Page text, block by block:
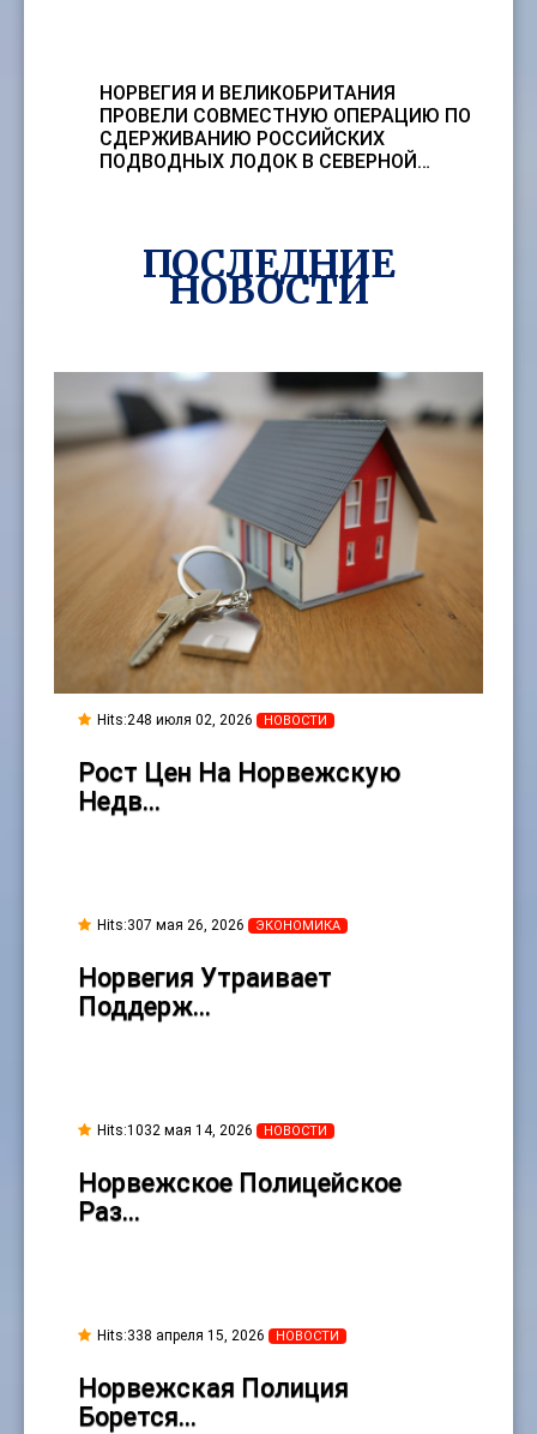
НОРВЕГИЯ И ВЕЛИКОБРИТАНИЯ
ПРОВЕЛИ СОВМЕСТНУЮ ОПЕРАЦИЮ ПО
СДЕРЖИВАНИЮ РОССИЙСКИХ
ПОДВОДНЫХ ЛОДОК В СЕВЕРНОЙ…
ПОСЛЕДНИЕ
HОВОСТИ
Hits:248 июля 02, 2026 НОВОСТИ
Рост Цен На Норвежскую
Недв…
Hits:307 мая 26, 2026 ЭКОНОМИКА
Норвегия Утраивает
Поддерж…
Hits:1032 мая 14, 2026 НОВОСТИ
Норвежское Полицейское
Раз…
Hits:338 апреля 15, 2026 НОВОСТИ
Норвежская Полиция
Борется…